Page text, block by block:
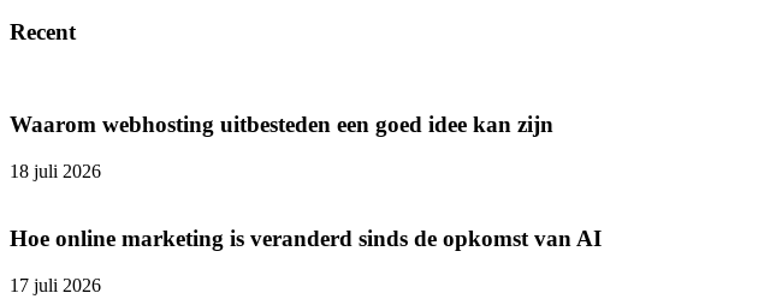
Recent
Waarom webhosting uitbesteden een goed idee kan zijn
18 juli 2026
Hoe online marketing is veranderd sinds de opkomst van AI
17 juli 2026